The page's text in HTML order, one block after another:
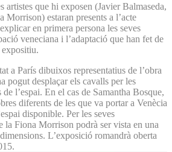
artistes que hi exposen (Javier Balmaseda,
Morrison) estaran presents a l’acte
en primera persona les seves
veneciana i l’adaptació que han fet de
expositiu.
a París dibuixos representatius de l’obra
pogut desplaçar els cavalls per les
l’espai. En el cas de Samantha Bosque,
diferents de les que va portar a Venècia
disponible. Per les seves
la Fiona Morrison podrà ser vista en una
L’exposició romandrà oberta